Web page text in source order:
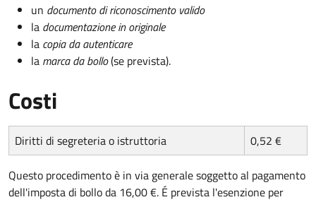
un documento di riconoscimento valido
la documentazione in originale
la copia da autenticare
la marca da bollo(se prevista).
Costi
Diritti di segreteria o istruttoria 0,52 €
Questo procedimento è in via generale soggetto al pagamento
dell'imposta di bollo da 16,00 €. É prevista l'esenzione per